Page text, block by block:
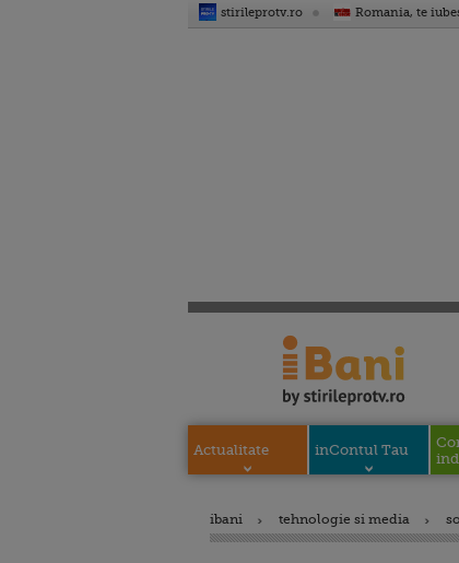
stirileprotv.ro Romania, te
Actualitate inContul Tau
ibani tehnologie si media